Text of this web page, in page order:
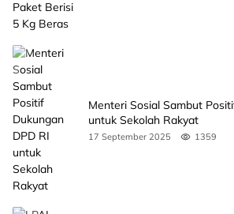
Menteri Sosial Sambut
untuk Sekolah Rakyat
17 September 2025 1359